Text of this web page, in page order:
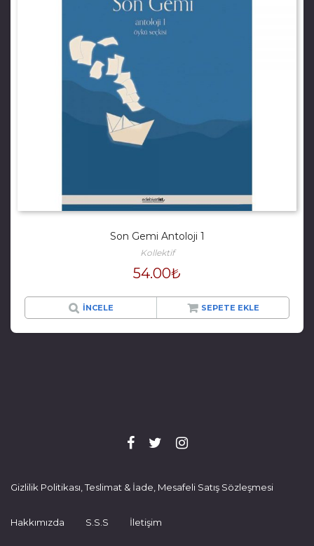
Son Gemi Antoloji 1
Kollektif
54.00₺
İNCELE SEPETE EKLE
Gizlilik Politikası, Teslimat & İade, Mesafeli Satış Sözleşmesi
Hakkımızda S.S.S İletişim